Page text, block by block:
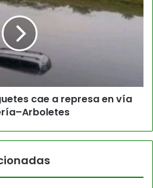
cae a represa en vía